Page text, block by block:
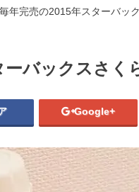
毎年完売の2015年スターバッ
ーバックスさく
Google+